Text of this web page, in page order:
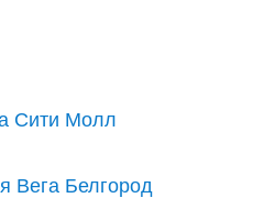
Сити Молл
Вега Белгород